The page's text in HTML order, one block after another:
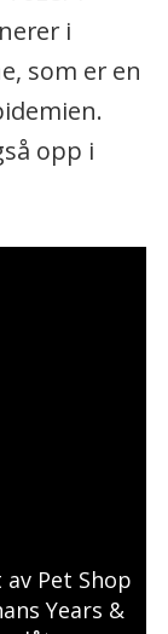
i
som er en
opp i
Pet Shop
Years &